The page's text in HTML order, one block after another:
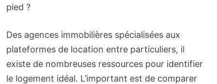
pied ?
Des agences immobilières spécialisées aux
plateformes de location entre particuliers, il
existe de nombreuses ressources pour identifier
le logement idéal. L’important est de comparer